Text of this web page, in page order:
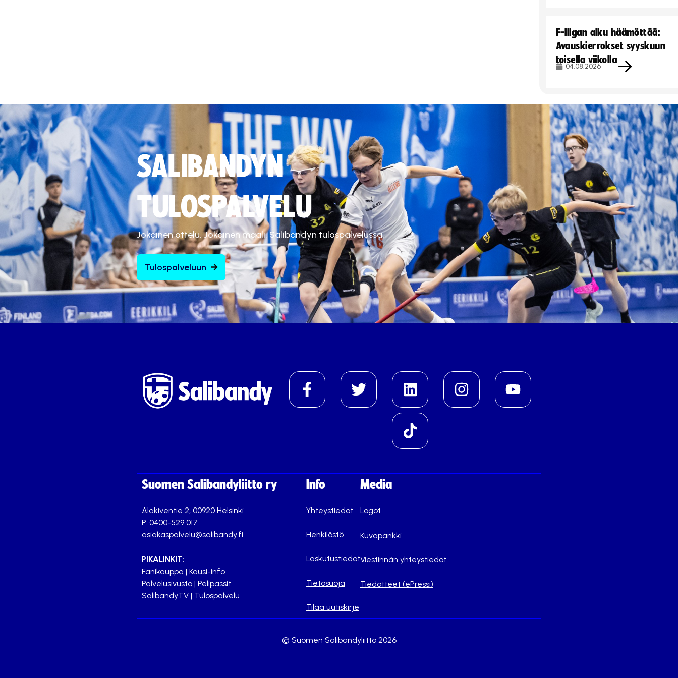
F-liigan alku häämöttää:
Avauskierrokset syyskuun
toisella viikolla
04.08.2026
SALIBANDYN
TULOSPALVELU
Jokainen ottelu. Jokainen maali. Salibandyn tulospalvelussa.
Tulospalveluun
Suomen Salibandyliitto ry
Alakiventie 2, 00920 Helsinki
P. 0400-529 017
asiakaspalvelu@salibandy.fi
PIKALINKIT:
Fanikauppa | Kausi-info
Palvelusivusto | Pelipassit
SalibandyTV | Tulospalvelu
Info
Yhteystiedot
Henkilöstö
Laskutustiedot
Tietosuoja
Tilaa uutiskirje
Media
Logot
Kuvapankki
Viestinnän yhteystiedot
Tiedotteet (ePressi)
© Suomen Salibandyliitto 2026